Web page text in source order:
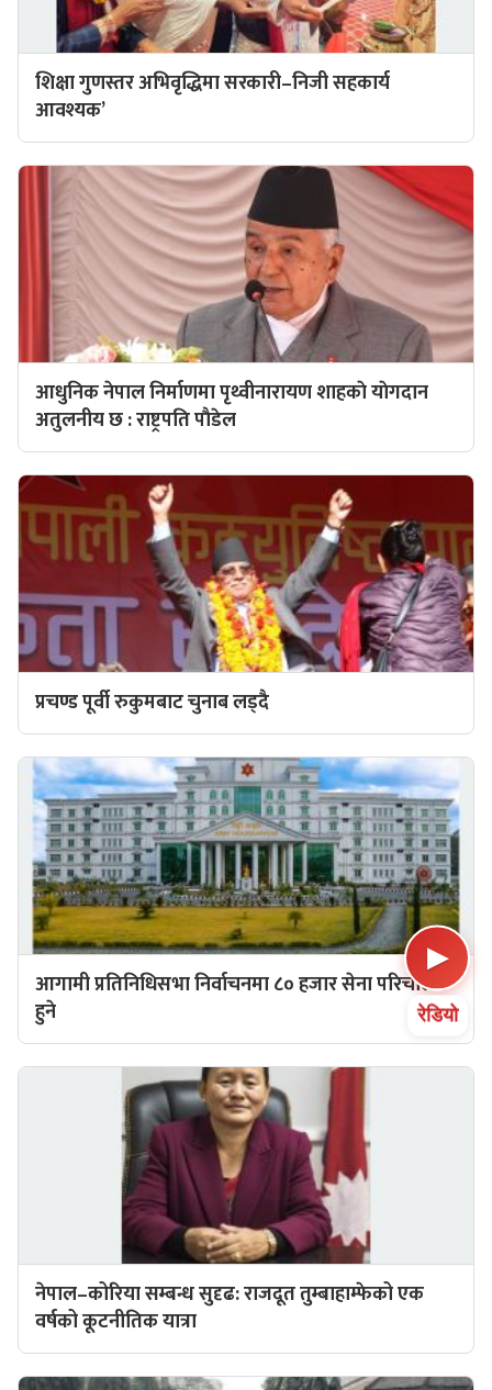
▶
रेडियो
शिक्षा गुणस्तर अभिवृद्धिमा सरकारी–निजी सहकार्य
आवश्यक’
आधुनिक नेपाल निर्माणमा पृथ्वीनारायण शाहकाे याेगदान
अतुलनीय छ : राष्ट्रपति पाैडेल
प्रचण्ड पूर्वी रुकुमबाट चुनाब लड्दै
आगामी प्रतिनिधिसभा निर्वाचनमा ८० हजार सेना परिचालन
हुने
नेपाल–कोरिया सम्बन्ध सुदृढ: राजदूत तुम्बाहाम्फेको एक
वर्षको कूटनीतिक यात्रा